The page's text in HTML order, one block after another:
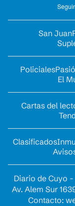
San Juan
Policiales
El
Cartas del
Clasificados
Diario de Cuyo
Av. Alem Sur
Contacto: